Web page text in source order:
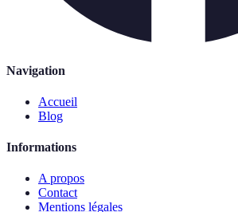
Navigation
Accueil
Blog
Informations
A propos
Contact
Mentions légales